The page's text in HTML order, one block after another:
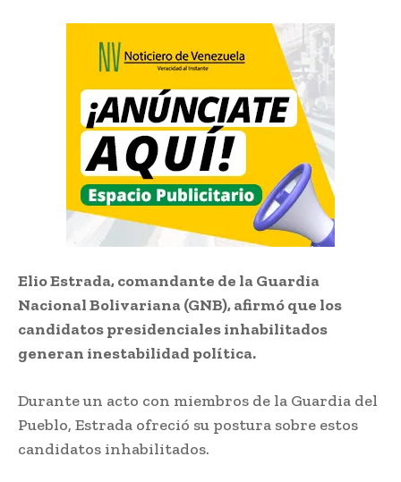
Elio Estrada, comandante de la Guardia
Nacional Bolivariana (GNB), afirmó que los
candidatos presidenciales inhabilitados
generan inestabilidad política.
Durante un acto con miembros de la Guardia del
Pueblo, Estrada ofreció su postura sobre estos
candidatos inhabilitados.